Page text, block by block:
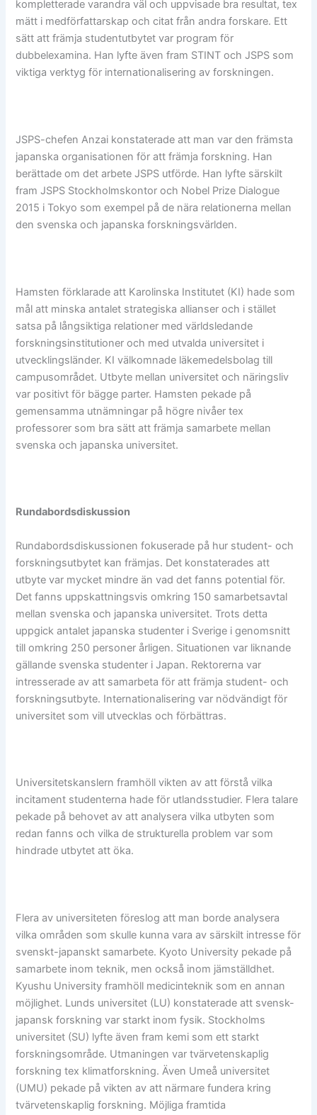
kompletterade varandra väl och uppvisade bra resultat, tex
mätt i medförfattarskap och citat från andra forskare. Ett
sätt att främja studentutbytet var program för
dubbelexamina. Han lyfte även fram STINT och JSPS som
viktiga verktyg för internationalisering av forskningen.
JSPS-chefen Anzai konstaterade att man var den främsta
japanska organisationen för att främja forskning. Han
berättade om det arbete JSPS utförde. Han lyfte särskilt
fram JSPS Stockholmskontor och Nobel Prize Dialogue
2015 i Tokyo som exempel på de nära relationerna mellan
den svenska och japanska forskningsvärlden.
Hamsten förklarade att Karolinska Institutet (KI) hade som
mål att minska antalet strategiska allianser och i stället
satsa på långsiktiga relationer med världsledande
forskningsinstitutioner och med utvalda universitet i
utvecklingsländer. KI välkomnade läkemedelsbolag till
campusområdet. Utbyte mellan universitet och näringsliv
var positivt för bägge parter. Hamsten pekade på
gemensamma utnämningar på högre nivåer tex
professorer som bra sätt att främja samarbete mellan
svenska och japanska universitet.
Rundabordsdiskussion
Rundabordsdiskussionen fokuserade på hur student- och
forskningsutbytet kan främjas. Det konstaterades att
utbyte var mycket mindre än vad det fanns potential för.
Det fanns uppskattningsvis omkring 150 samarbetsavtal
mellan svenska och japanska universitet. Trots detta
uppgick antalet japanska studenter i Sverige i genomsnitt
till omkring 250 personer årligen. Situationen var liknande
gällande svenska studenter i Japan. Rektorerna var
intresserade av att samarbeta för att främja student- och
forskningsutbyte. Internationalisering var nödvändigt för
universitet som vill utvecklas och förbättras.
Universitetskanslern framhöll vikten av att förstå vilka
incitament studenterna hade för utlandsstudier. Flera talare
pekade på behovet av att analysera vilka utbyten som
redan fanns och vilka de strukturella problem var som
hindrade utbytet att öka.
Flera av universiteten föreslog att man borde analysera
vilka områden som skulle kunna vara av särskilt intresse för
svenskt-japanskt samarbete. Kyoto University pekade på
samarbete inom teknik, men också inom jämställdhet.
Kyushu University framhöll medicinteknik som en annan
möjlighet. Lunds universitet (LU) konstaterade att svensk-
japansk forskning var starkt inom fysik. Stockholms
universitet (SU) lyfte även fram kemi som ett starkt
forskningsområde. Utmaningen var tvärvetenskaplig
forskning tex klimatforskning. Även Umeå universitet
(UMU) pekade på vikten av att närmare fundera kring
tvärvetenskaplig forskning. Möjliga framtida